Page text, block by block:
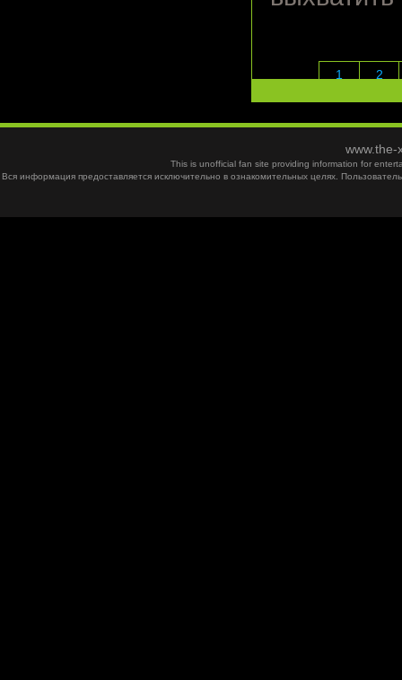
1 2
This is unofficial fan site providing information for
Вся информация предоставляется исключительно в ознакомительных целях.